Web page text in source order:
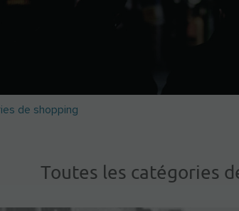
de shopping
Toutes les catégories